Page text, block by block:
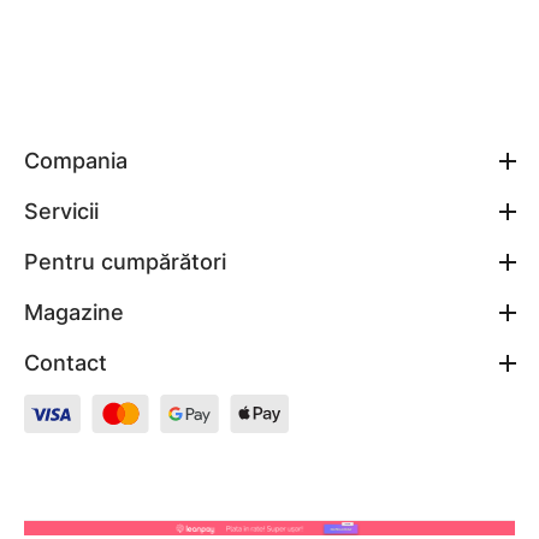
Compania
Servicii
Pentru cumpărători
Magazine
Contact